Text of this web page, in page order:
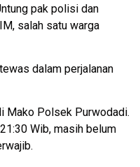
pak polisi dan
salah satu warga
dalam perjalanan
Mako Polsek Purwodadi.
Wib, masih belum